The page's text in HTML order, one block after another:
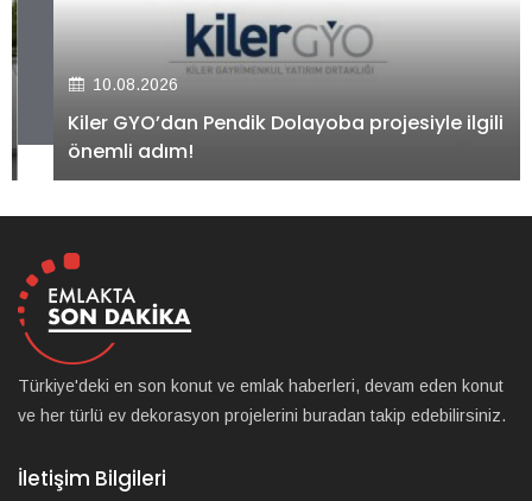
10.08.2026
Kiler GYO’dan Pendik Dolayoba projesiyle ilgili
önemli adım!
Türkiye'deki en son konut ve emlak haberleri, devam eden konut
ve her türlü ev dekorasyon projelerini buradan takip edebilirsiniz.
İletişim Bilgileri